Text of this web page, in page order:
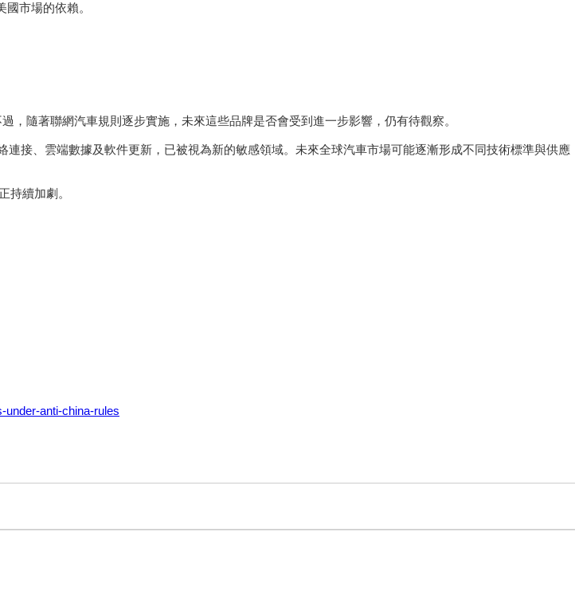
市場的依賴。
隨著聯網汽車規則逐步實施，未來這些品牌是否會受到進一步影響，仍有待觀察。
接、雲端數據及軟件更新，已被視為新的敏感領域。未來全球汽車市場可能逐漸形成不同技術標準與供應
持續加劇。
under-anti-china-rules